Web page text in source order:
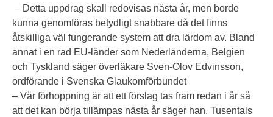
– Detta uppdrag skall redovisas nästa år, men borde
kunna genomföras betydligt snabbare då det finns
åtskilliga väl fungerande system att dra lärdom av. Bland
annat i en rad EU-länder som Nederländerna, Belgien
och Tyskland säger överläkare Sven-Olov Edvinsson,
ordförande i Svenska Glaukomförbundet
– Vår förhoppning är att ett förslag tas fram redan i år så
att det kan börja tillämpas nästa år säger han. Tusentals